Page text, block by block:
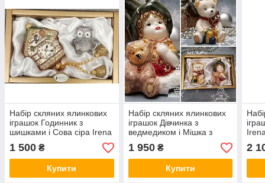
Набір скляних ялинкових
іграшок Годинник з
шишками і Сова сіра Irena
1 500 ₴
Купити
Набір скляних ялинкових
іграшок Дівчинка з
ведмедиком і Мішка з
подарунками (світлі) Irena
1 950₴
Купити
2